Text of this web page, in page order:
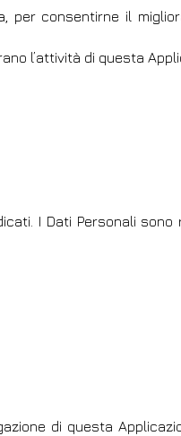
per consentirne il
l’attività di questa
I Dati Personali
di questa